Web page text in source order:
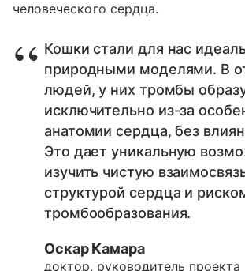
человеческого сердца.
Кошки стали для нас
природными моделями. В
людей, у них тромбы
исключительно из-за
анатомии сердца, без
Это дает уникальную
изучить чистую
структурой сердца и
тромбообразования.
Оскар Камара
доктор, руководитель проекта